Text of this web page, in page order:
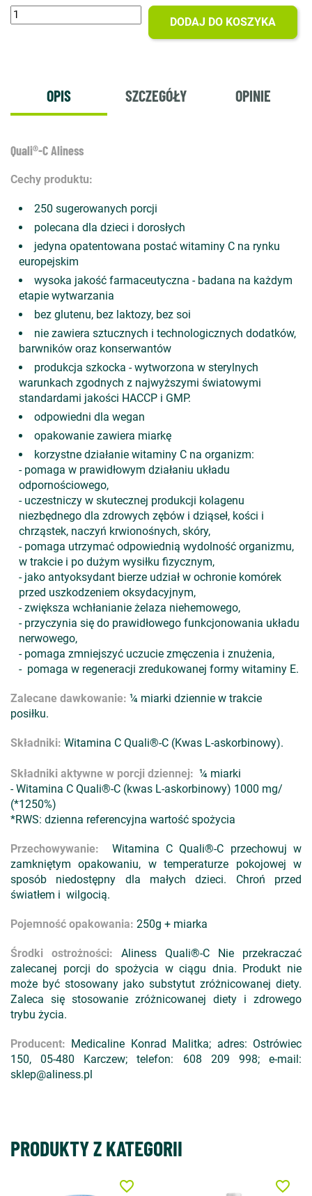
DODAJ DO KOSZYKA
OPIS SZCZEGÓŁY OPINIE
Quali®-C Aliness
Cechy produktu:
250 sugerowanych porcji
polecana dla dzieci i dorosłych
jedyna opatentowana postać witaminy C na rynku
europejskim
wysoka jakość farmaceutyczna - badana na każdym
etapie wytwarzania
bez glutenu, bez laktozy, bez soi
nie zawiera sztucznych i technologicznych dodatków,
barwników oraz konserwantów
produkcja szkocka - wytworzona w sterylnych
warunkach zgodnych z najwyższymi światowymi
standardami jakości HACCP i GMP.
odpowiedni dla wegan
opakowanie zawiera miarkę
korzystne działanie witaminy C na organizm:
- pomaga w prawidłowym działaniu układu
odpornościowego,
- uczestniczy w skutecznej produkcji kolagenu
niezbędnego dla zdrowych zębów i dziąseł, kości i
chrząstek, naczyń krwionośnych, skóry,
- pomaga utrzymać odpowiednią wydolność organizmu,
w trakcie i po dużym wysiłku fizycznym,
- jako antyoksydant bierze udział w ochronie komórek
przed uszkodzeniem oksydacyjnym,
- zwiększa wchłanianie żelaza niehemowego,
- przyczynia się do prawidłowego funkcjonowania układu
nerwowego,
- pomaga zmniejszyć uczucie zmęczenia i znużenia,
- pomaga w regeneracji zredukowanej formy witaminy E.
Zalecane dawkowanie: ¼ miarki dziennie w trakcie
posiłku.
Składniki: Witamina C Quali®-C (Kwas L-askorbinowy).
Składniki aktywne w porcji dziennej: ¼ miarki
- Witamina C Quali®-C (kwas L-askorbinowy) 1000 mg/
(*1250%)
*RWS: dzienna referencyjna wartość spożycia
Przechowywanie:
Witamina C Quali®-C przechowuj w
zamkniętym opakowaniu, w temperaturze pokojowej w
sposób niedostępny dla małych dzieci. Chroń przed
światłem i wilgocią.
Pojemność opakowania: 250g + miarka
Środki ostrożności: Aliness Quali®-C Nie przekraczać
zalecanej porcji do spożycia w ciągu dnia. Produkt nie
może być stosowany jako substytut zróżnicowanej diety.
Zaleca się stosowanie zróżnicowanej diety i zdrowego
trybu życia.
Producent: Medicaline Konrad Malitka; adres: Ostrówiec
150, 05-480 Karczew; telefon: 608 209 998; e-mail:
sklep@aliness.pl
PRODUKTY Z KATEGORII
favorite_border favorite_border